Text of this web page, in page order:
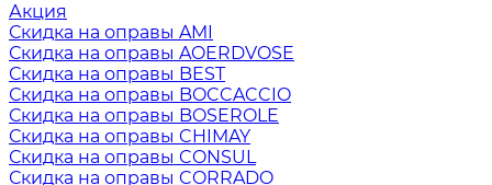
Акция
Скидка на оправы AMI
Скидка на оправы AOERDVOSE
Скидка на оправы BEST
Скидка на оправы BOCCACCIO
Скидка на оправы BOSEROLE
Скидка на оправы CHIMAY
Скидка на оправы CONSUL
Скидка на оправы CORRADO